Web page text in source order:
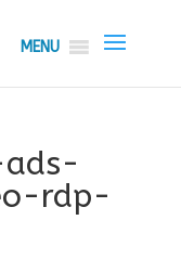
MENU
rdp-